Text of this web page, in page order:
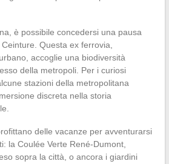
è possibile concedersi una pausa
Questa ex ferrovia,
accoglie una biodiversità
della metropoli. Per i curiosi
stazioni della metropolitana
discreta nella storia
delle vacanze per avventurarsi
la Coulée Verte René-Dumont,
sopra la città, o ancora i giardini